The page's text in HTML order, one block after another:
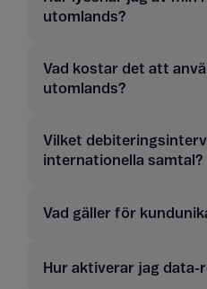
utomlands?
Vad kostar det att
utomlands?
Vilket
internationella samtal?
Vad gäller för
Hur aktiverar jag data-